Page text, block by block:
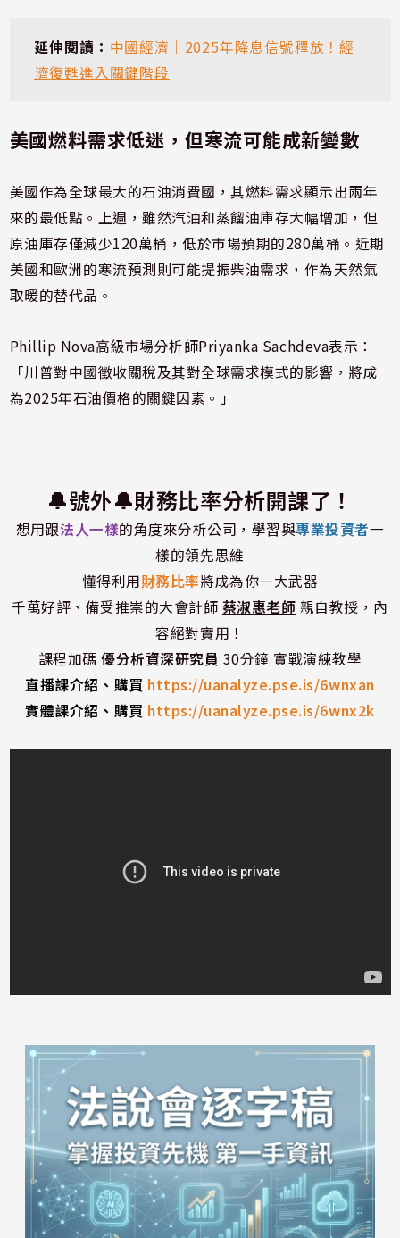
延伸閱讀： 中國經濟｜2025年降息信號釋放！經
濟復甦進入關鍵階段
美國燃料需求低迷，但寒流可能成新變數
美國作為全球最大的石油消費國，其燃料需求顯示出兩年
來的最低點。上週，雖然汽油和蒸餾油庫存大幅增加，但
原油庫存僅減少120萬桶，低於市場預期的280萬桶。近期
美國和歐洲的寒流預測則可能提振柴油需求，作為天然氣
取暖的替代品。
Phillip Nova高級市場分析師Priyanka Sachdeva表示：
「川普對中國徵收關稅及其對全球需求模式的影響，將成
為2025年石油價格的關鍵因素。」
🔔號外🔔財務比率分析開課了！
想用跟法人一樣的角度來分析公司，學習與專業投資者一
樣的領先思維
懂得利用財務比率將成為你一大武器
千萬好評、備受推崇的大會計師 蔡淑惠老師 親自教授，內
容絕對實用！
課程加碼優分析資深研究員 30分鐘 實戰演練教學
直播課介紹、購買 https://uanalyze.pse.is/6wnxan
實體課介紹、購買 https://uanalyze.pse.is/6wnx2k